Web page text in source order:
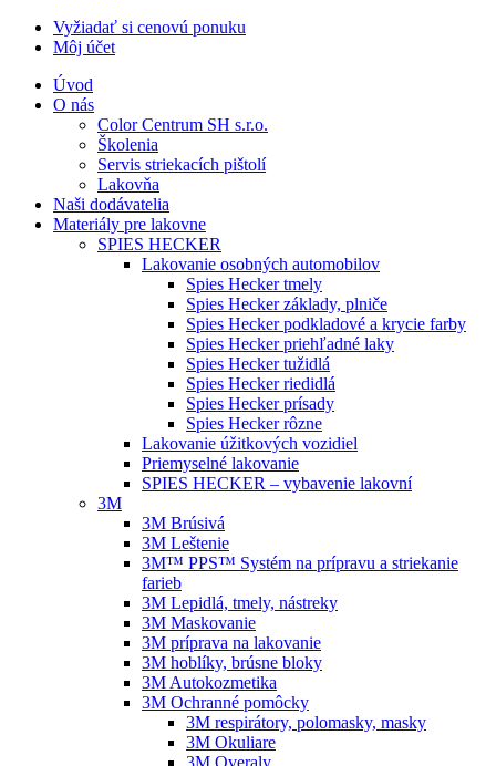
Vyžiadať si cenovú ponuku
Môj účet
Úvod
O nás
Color Centrum SH s.r.o.
Školenia
Servis striekacích pištolí
Lakovňa
Naši dodávatelia
Materiály pre lakovne
SPIES HECKER
Lakovanie osobných automobilov
Spies Hecker tmely
Spies Hecker základy, plniče
Spies Hecker podkladové a krycie farby
Spies Hecker priehľadné laky
Spies Hecker tužidlá
Spies Hecker riedidlá
Spies Hecker prísady
Spies Hecker rôzne
Lakovanie úžitkových vozidiel
Priemyselné lakovanie
SPIES HECKER – vybavenie lakovní
3M
3M Brúsivá
3M Leštenie
3M™ PPS™ Systém na prípravu a striekanie
farieb
3M Lepidlá, tmely, nástreky
3M Maskovanie
3M príprava na lakovanie
3M hoblíky, brúsne bloky
3M Autokozmetika
3M Ochranné pomôcky
3M respirátory, polomasky, masky
3M Okuliare
3M Overaly